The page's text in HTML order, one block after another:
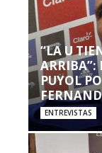
“LA U
ARRIBA”:
PUYOL
ENTREVISTAS